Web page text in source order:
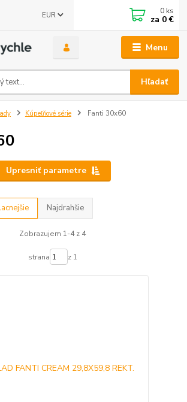
Menu
EUR
Hľadať
0 ks
za 0 €
Kúpeľňové série Fanti 30x60
Upresniť parametre
Najdrahšie
Zobrazujem 1-4 z 4
strana z 1